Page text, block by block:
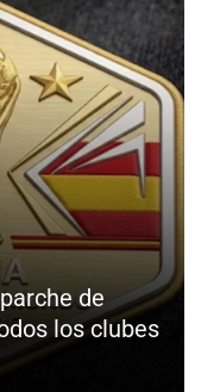
de
los clubes